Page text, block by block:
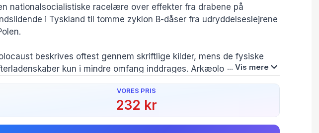
i cm:
nationalsocialistiske racelære over effekter fra drabene på
i Tyskland til tomme zyklon B-dåser fra udryddelseslejrene
beskrives oftest gennem skriftlige kilder, mens de fysiske
kun i mindre omfang inddrages. Arkæologer har
de senere år bidraget til genfortællingen af katastrofen
nye og opsigtsvækkende fund, så vi får mulighed for at lære
om ofrenes liv og død og om de gerningsmænd, der begik en af
mest forfærdende forbrydelser i det 20. århundrede.
... Vis mere
VORES PRIS
232 kr